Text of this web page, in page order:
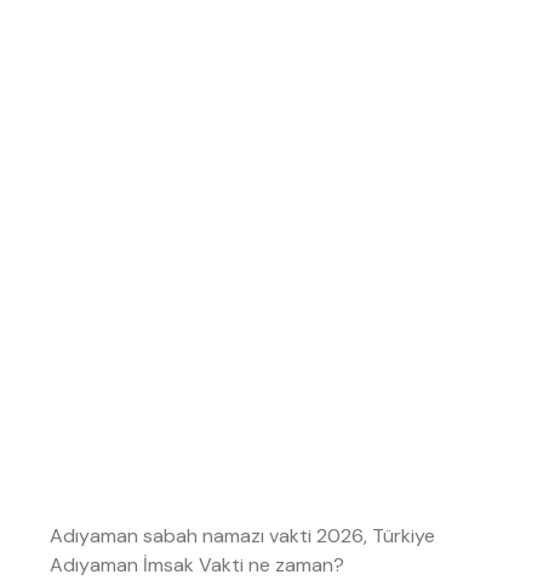
Adıyaman sabah namazı vakti 2026, Türkiye
Adıyaman İmsak Vakti ne zaman?